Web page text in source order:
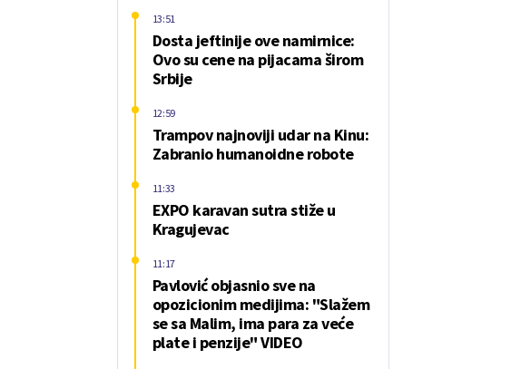
Dosta jeftinije ove namirnice:
Ovo su cene na pijacama širom
Srbije
13:51
Trampov najnoviji udar na Kinu:
Zabranio humanoidne robote
12:59
EXPO karavan sutra stiže u
Kragujevac
11:33
Pavlović objasnio sve na
opozicionim medijima: "Slažem
se sa Malim, ima para za veće
plate i penzije" VIDEO
11:17